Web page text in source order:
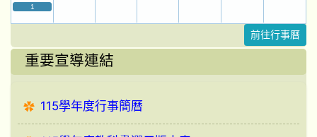
1
前往行事曆
重要宣導連結
115學年度行事簡曆